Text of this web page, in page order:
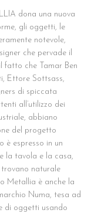
dona una nuova
gli oggetti, le
notevole,
che pervade il
fatto che Tamar Ben
Ettore Sottsass,
di spiccata
all’utilizzo dei
abbiano
del progetto
è espresso in un
la tavola e la casa,
naturale
Metallia è anche la
Numa, tesa ad
di oggetti usando